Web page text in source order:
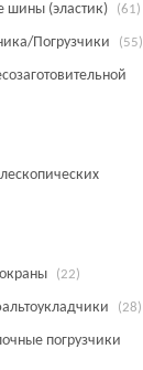
шины (эластик) (61)
Погрузчики (55)
(22)
(28)
погрузчики